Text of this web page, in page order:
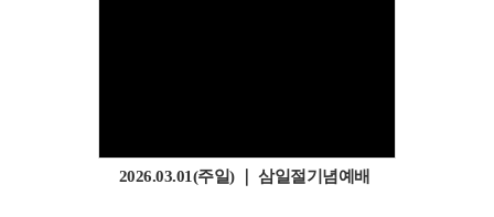
2026.03.01(주일) ｜ 삼일절기념예배